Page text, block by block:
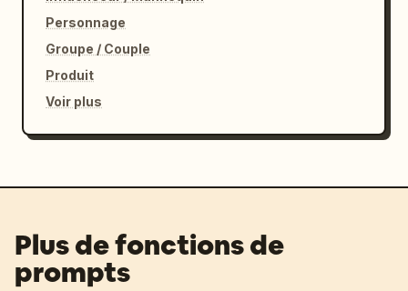
Personnage
Groupe / Couple
Produit
Voir plus
Plus de fonctions de
prompts